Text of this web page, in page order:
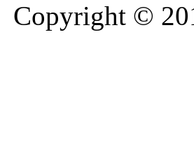
Copyright ©